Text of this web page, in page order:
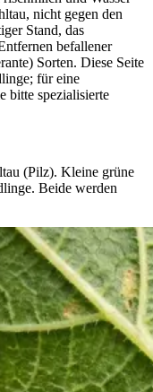
nicht gegen den
Stand, das
befallener
Sorten. Diese Seite
für eine
bitte spezialisierte
(Pilz). Kleine grüne
Beide werden